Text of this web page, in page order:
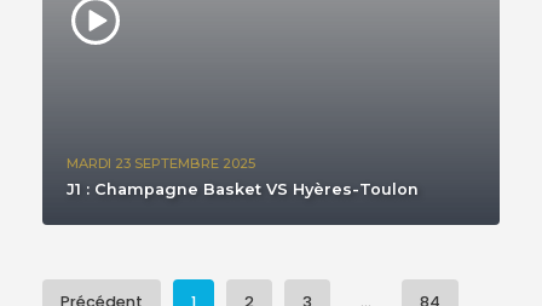
MARDI 23 SEPTEMBRE 2025
J1 : Champagne Basket VS Hyères-Toulon
Précédent 1 2 3 ... 84